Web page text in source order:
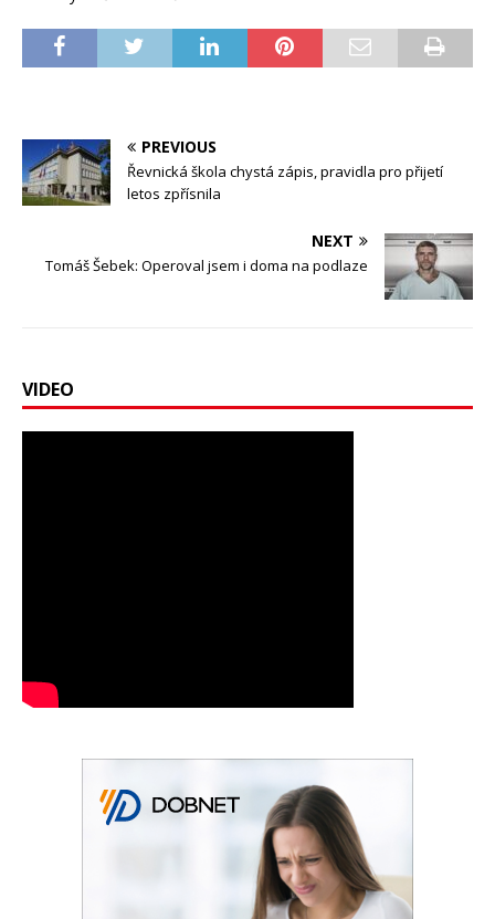
PREVIOUS
Řevnická škola chystá zápis, pravidla pro přijetí
letos zpřísnila
NEXT
Tomáš Šebek: Operoval jsem i doma na podlaze
VIDEO